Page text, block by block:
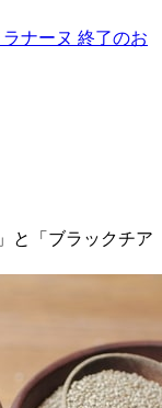
ラナーヌ 終了のお
と「ブラックチア